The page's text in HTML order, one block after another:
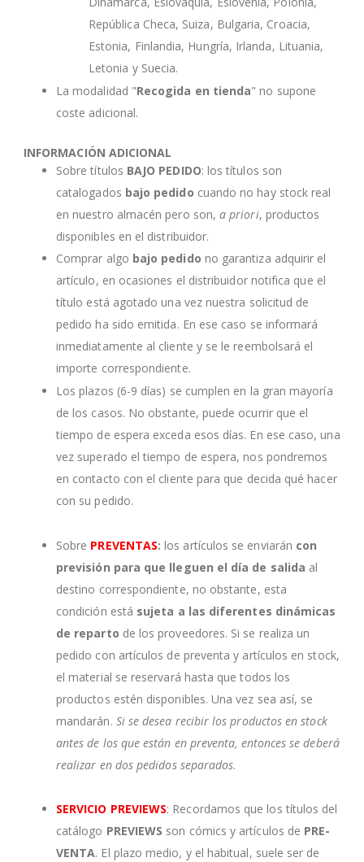
República Checa, Suiza, Bulgaria, Croacia,
Estonia, Finlandia, Hungría, Irlanda, Lituania,
Letonia y Suecia.
La modalidad "Recogida en tienda" no supone
coste adicional.
INFORMACIÓN ADICIONAL
Sobre títulos BAJO PEDIDO: los títulos son
catalogados bajo pedido cuando no hay stock real
en nuestro almacén pero son,a priori, productos
disponibles en el distribuidor.
Comprar algo bajo pedido no garantiza adquirir el
artículo, en ocasiones el distribuidor notifica que el
título está agotado una vez nuestra solicitud de
pedido ha sido emitida. En ese caso se informará
inmediatamente al cliente y se le reembolsará el
importe correspondiente.
Los plazos (6-9 días) se cumplen en la gran mayoría
de los casos. No obstante, puede ocurrir que el
tiempo de espera exceda esos días. En ese caso, una
vez superado el tiempo de espera, nos pondremos
en contacto con el cliente para que decida qué hacer
con su pedido.
Sobre PREVENTAS:los artículos se enviarán con
previsión para que lleguen el día de salida al
destino correspondiente, no obstante, esta
condición está sujeta a las diferentes dinámicas
de reparto de los proveedores. Si se realiza un
pedido con artículos de preventa y artículos en stock,
el material se reservará hasta que todos los
productos estén disponibles. Una vez sea así, se
mandarán. Si se desea recibir los productos en stock
antes de los que están en preventa, entonces se deberá
realizar en dos pedidos separados.
SERVICIO PREVIEWS: Recordamos que los títulos del
catálogo PREVIEWS son cómics y artículos de PRE-
VENTA. El plazo medio, y el habitual, suele ser de